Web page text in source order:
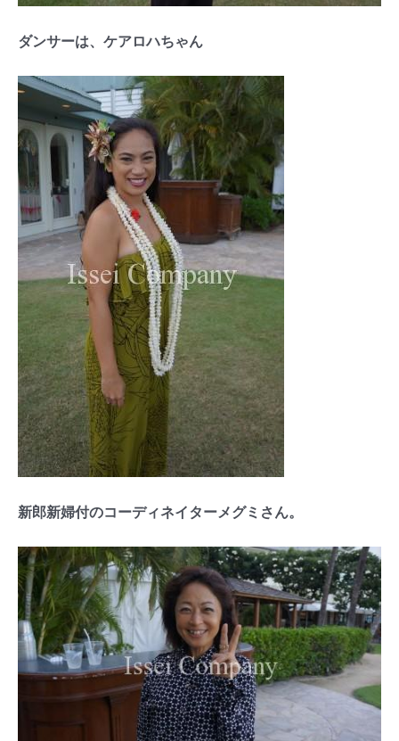
ダンサーは、ケアロハちゃん
新郎新婦付のコーディネイターメグミさん。